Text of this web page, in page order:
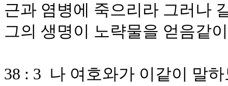
근과 염병에 죽으리라 그러나
그의 생명이 노략물을 얻음같
38 : 3 나 여호와가 이같이 말